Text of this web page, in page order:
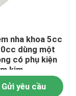
nha khoa 5cc
dùng một
có phụ kiện
kim
Gửi yêu cầu